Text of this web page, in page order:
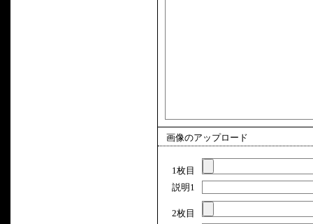
画像のアップロード
1枚目
説明1
2枚目